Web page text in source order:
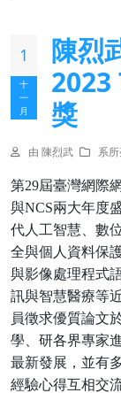
1
十
一
月
陳烈
2023
獎
由 陳烈武 系
第29屆臺灣網際
與NCS兩大年度
代人工智慧、數
全與個人資料保
與影像處理程式
訊與智慧醫療等
員徵求優質論文
學、研各界專家
最新發展，並有
經驗心得互相交